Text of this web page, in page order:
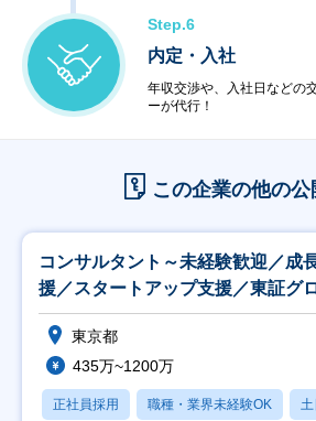
Step.6
内定・入社
年収交渉や、入社日などの
ーが代行！
この企業の他の公
コンサルタント～未経験歓迎／成
援／スタートアップ支援／東証グ
東京都
435万~1200万
正社員採用 職種・業界未経験OK